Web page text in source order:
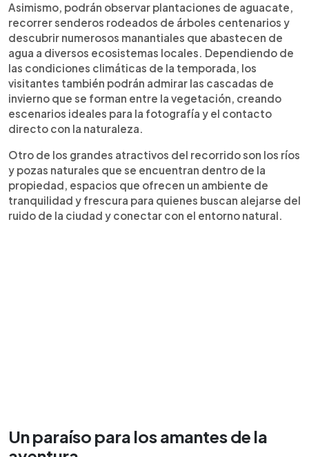
Asimismo, podrán observar plantaciones de aguacate,
recorrer senderos rodeados de árboles centenarios y
descubrir numerosos manantiales que abastecen de
agua a diversos ecosistemas locales. Dependiendo de
las condiciones climáticas de la temporada, los
visitantes también podrán admirar las cascadas de
invierno que se forman entre la vegetación, creando
escenarios ideales para la fotografía y el contacto
directo con la naturaleza.
Otro de los grandes atractivos del recorrido son los ríos
y pozas naturales que se encuentran dentro de la
propiedad, espacios que ofrecen un ambiente de
tranquilidad y frescura para quienes buscan alejarse del
ruido de la ciudad y conectar con el entorno natural.
Un paraíso para los amantes de la